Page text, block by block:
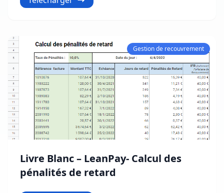
Gestion de recouvrement
Livre Blanc – LeanPay- Calcul des
pénalités de retard